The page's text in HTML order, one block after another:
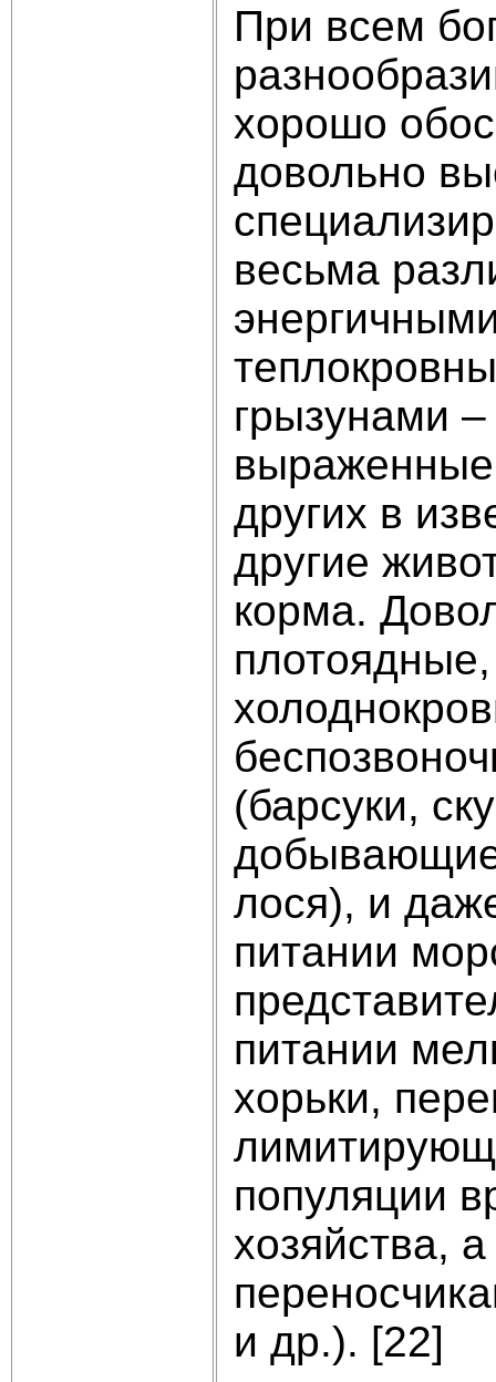
При всем
хорошо
довольно
весьма
грызунами –
других в
другие
корма.
(барсуки,
лося), и
питании
питании
хорьки,
популяции
хозяйства,
и др.). [22]